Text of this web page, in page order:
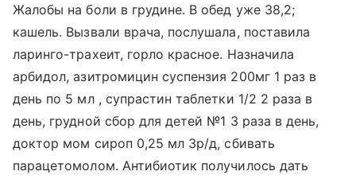
Жалобы на боли в грудине. В обед уже 38,2;
кашель. Вызвали врача, послушала, поставила
ларинго-трахеит, горло красное. Назначила
арбидол, азитромицин суспензия 200мг 1 раз в
день по 5 мл , супрастин таблетки 1/2 2 раза в
день, грудной сбор для детей №1 3 раза в день,
доктор мом сироп 0,25 мл 3р/д, сбивать
парацетомолом. Антибиотик получилось дать